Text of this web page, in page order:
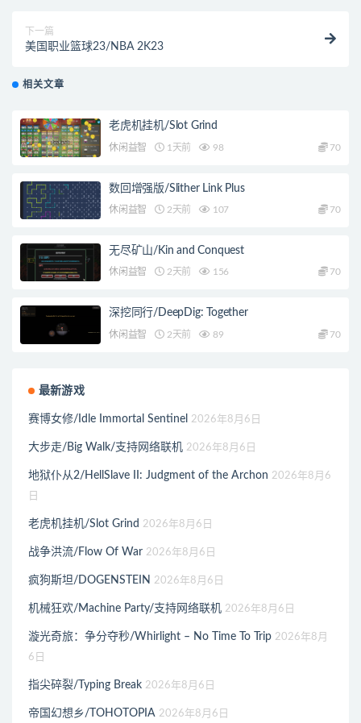
下一篇
美国职业篮球23/NBA 2K23
相关文章
老虎机挂机/Slot Grind
休闲益智 1天前 98 70
数回增强版/Slither Link Plus
休闲益智 2天前 107 70
无尽矿山/Kin and Conquest
休闲益智 2天前 156 70
深挖同行/DeepDig: Together
休闲益智 2天前 89 70
最新游戏
赛博女修/Idle Immortal Sentinel 2026年8月6日
大步走/Big Walk/支持网络联机 2026年8月6日
地狱仆从2/HellSlave II: Judgment of the Archon 2026年8月6
日
老虎机挂机/Slot Grind 2026年8月6日
战争洪流/Flow Of War 2026年8月6日
疯狗斯坦/DOGENSTEIN 2026年8月6日
机械狂欢/Machine Party/支持网络联机 2026年8月6日
漩光奇旅：争分夺秒/Whirlight – No Time To Trip 2026年8月
6日
指尖碎裂/Typing Break 2026年8月6日
帝国幻想乡/TOHOTOPIA 2026年8月6日